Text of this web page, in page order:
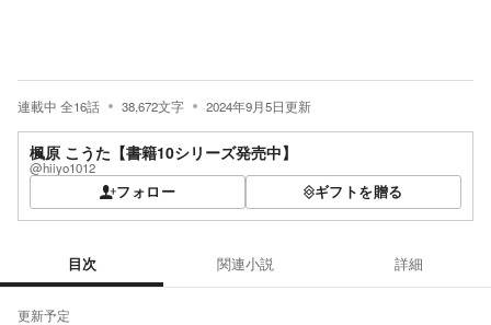
連載中 全16話 38,672文字 2024年9月5日更新
楓原 こうた【書籍10シリーズ発売中】
@hiiyo1012
フォロー ギフトを贈る
目次 関連小説 詳細
更新予定